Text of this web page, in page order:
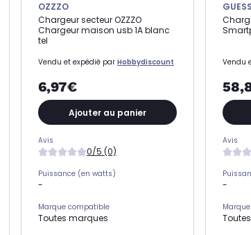
OZZZO
Chargeur secteur OZZZO
Chargeur maison usb 1A blanc
tel
Vendu et expédié par Hobbydiscount
6,97€
Ajouter au panier
Avis
0/5 (0)
Puissance (en watts)
-
Marque compatible
Toutes marques
Vendu
Avis
-